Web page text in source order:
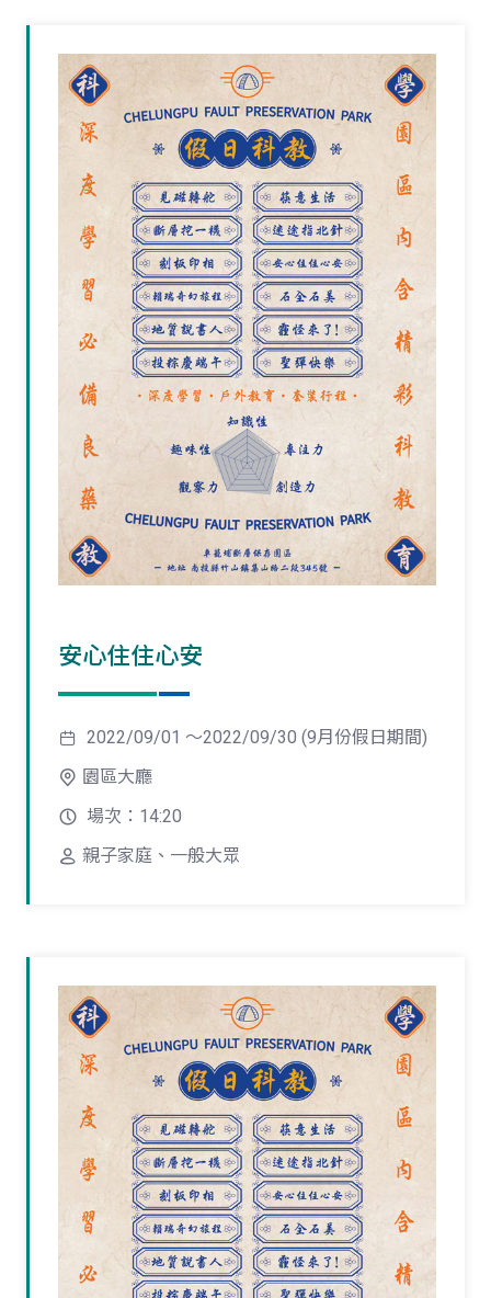
安心住住心安
2022/09/01 ～2022/09/30 (9月份假日期間)
園區大廳
場次：14:20
親子家庭、一般大眾